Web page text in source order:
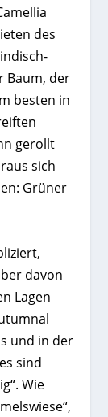
des
Baum, der
besten in
gerollt
sich
Grüner
davon
Lagen
und in der
sind
Wie